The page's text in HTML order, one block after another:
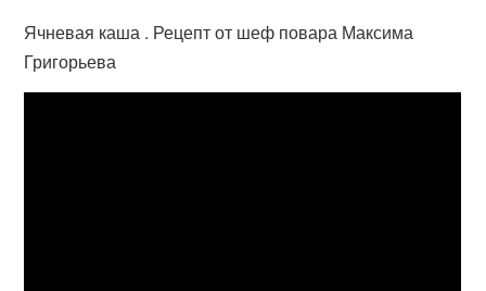
Ячневая каша . Рецепт от шеф повара Максима
Григорьева